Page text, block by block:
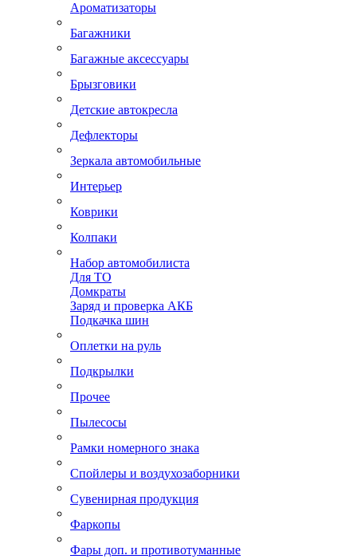
Ароматизаторы
Багажники
Багажные аксессуары
Брызговики
Детские автокресла
Дефлекторы
Зеркала автомобильные
Интерьер
Коврики
Колпаки
Набор автомобилиста
Для ТО
Домкраты
Заряд и проверка АКБ
Подкачка шин
Оплетки на руль
Подкрылки
Прочее
Пылесосы
Рамки номерного знака
Спойлеры и воздухозаборники
Сувенирная продукция
Фаркопы
Фары доп. и противотуманные